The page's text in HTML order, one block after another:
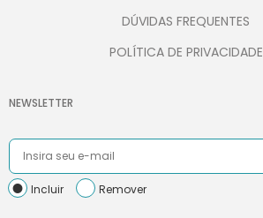
DÚVIDAS FREQUENTES
POLÍTICA DE PRIVACIDADE
NEWSLETTER
Incluir Remover